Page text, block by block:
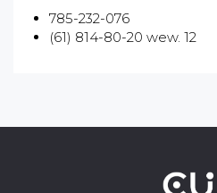
785-232-076
(61) 814-80-20 wew. 12